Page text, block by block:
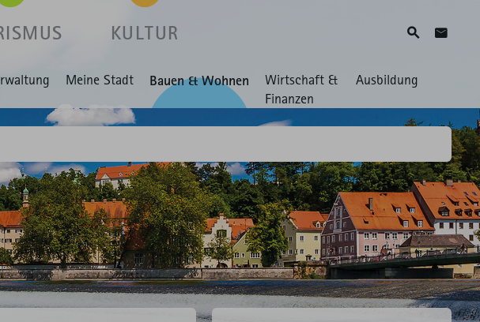
KULTUR SucheZum
Meine Stadt Bauen & Wohnen
Wirtschaft &
Finanzen
Ausbildung